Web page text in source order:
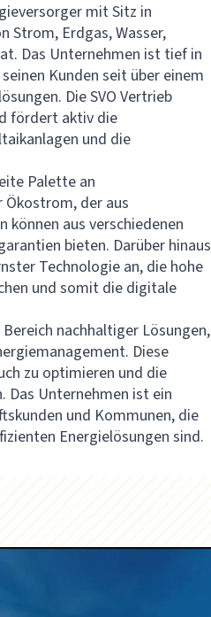
mit Sitz in
Strom, Erdgas, Wasser,
Das Unternehmen ist tief in
Kunden seit über einem
Die SVO Vertrieb
fördert aktiv die
und die
Palette an
der aus
können aus verschiedenen
bieten. Darüber hinaus
Technologie an, die hohe
und somit die digitale
nachhaltiger Lösungen,
Diese
zu optimieren und die
Das Unternehmen ist ein
und Kommunen, die
Energielösungen sind.